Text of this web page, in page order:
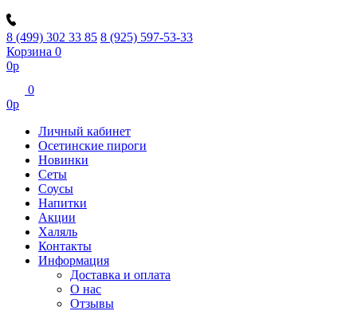
8 (499) 302 33 85 8 (925) 597-53-33
Корзина 0
0р
0
0р
Личный кабинет
Осетинские пироги
Новинки
Сеты
Соусы
Напитки
Акции
Халяль
Контакты
Информация
Доставка и оплата
О нас
Отзывы